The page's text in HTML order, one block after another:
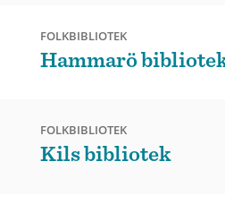
FOLKBIBLIOTEK
Hammarö
FOLKBIBLIOTEK
Kils bibliotek